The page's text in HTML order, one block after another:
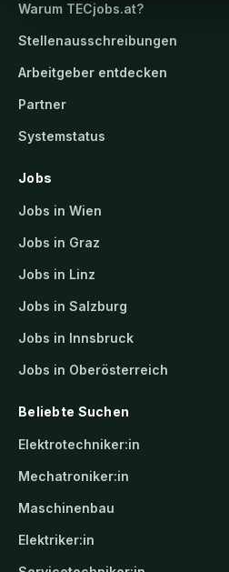
Warum TECjobs.at?
Stellenausschreibungen
Arbeitgeber entdecken
Partner
Systemstatus
Jobs
Jobs in Wien
Jobs in Graz
Jobs in Linz
Jobs in Salzburg
Jobs in Innsbruck
Jobs in Oberösterreich
Beliebte Suchen
Elektrotechniker:in
Mechatroniker:in
Maschinenbau
Elektriker:in